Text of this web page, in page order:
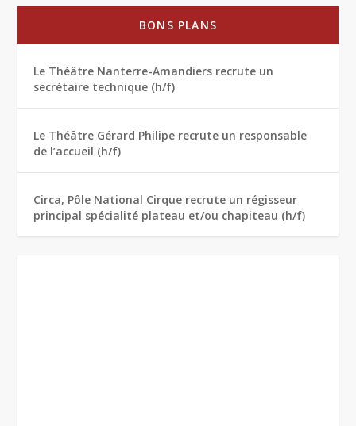
BONS PLANS
Le Théâtre Nanterre-Amandiers recrute un
secrétaire technique (h/f)
Le Théâtre Gérard Philipe recrute un responsable
de l’accueil (h/f)
Circa, Pôle National Cirque recrute un régisseur
principal spécialité plateau et/ou chapiteau (h/f)